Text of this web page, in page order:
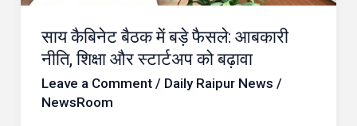
साय कैबिनेट बैठक में बड़े फैसले: आबकारी
नीति, शिक्षा और स्टार्टअप को बढ़ावा
Leave a Comment / Daily Raipur News /
NewsRoom
शिक्षा
और
स्टार्टअप
को